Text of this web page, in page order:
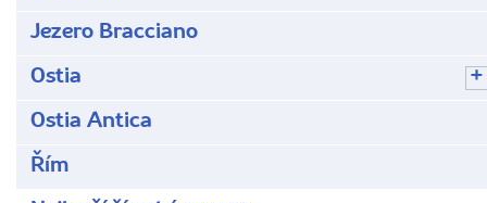
Jezero Bracciano
Ostia
Ostia Antica
Řím